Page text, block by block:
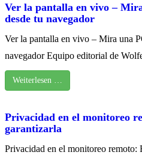
Ver la pantalla en vivo –
desde tu navegador
Ver la pantalla en vivo – Mira una
navegador Equipo editorial de
Weiterlesen …
Privacidad en el monitoreo
garantizarla
Privacidad en el monitoreo remoto: